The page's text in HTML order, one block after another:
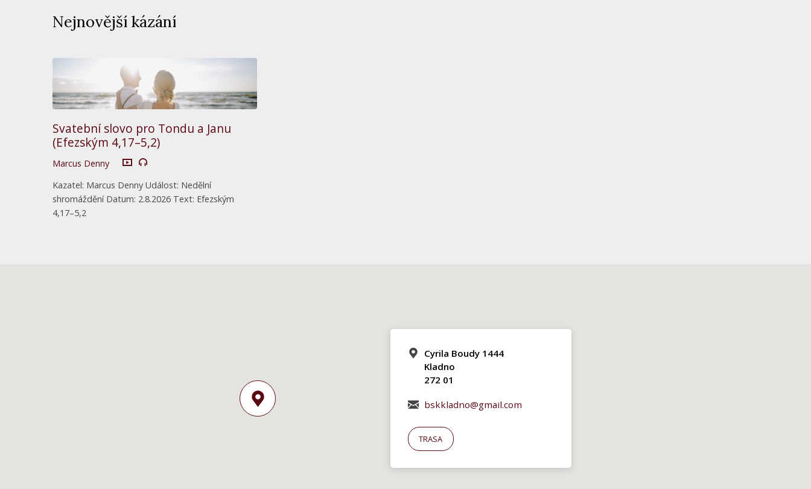
Nejnovější kázání
Svatební slovo pro Tondu a Janu
(Efezským 4,17–5,2)
Marcus Denny
Kazatel: Marcus Denny Událost: Nedělní
shromáždění Datum: 2.8.2026 Text: Efezským
4,17–5,2
Cyrila Boudy 1444
Kladno
272 01
bskkladno@gmail.com
TRASA